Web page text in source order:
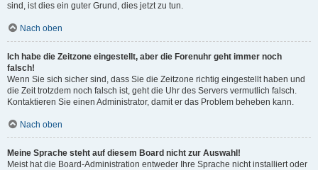
sind, ist dies ein guter Grund, dies jetzt zu tun.
Nach oben
Ich habe die Zeitzone eingestellt, aber die Forenuhr geht immer noch
falsch!
Wenn Sie sich sicher sind, dass Sie die Zeitzone richtig eingestellt haben und
die Zeit trotzdem noch falsch ist, geht die Uhr des Servers vermutlich falsch.
Kontaktieren Sie einen Administrator, damit er das Problem beheben kann.
Nach oben
Meine Sprache steht auf diesem Board nicht zur Auswahl!
Meist hat die Board-Administration entweder Ihre Sprache nicht installiert oder